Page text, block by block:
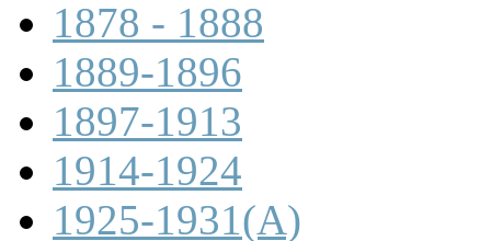
1878 - 1888
1889-1896
1897-1913
1914-1924
1925-1931(A)